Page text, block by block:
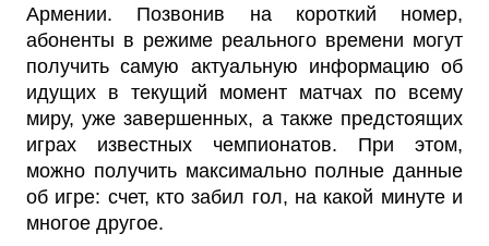
Армении. Позвонив на короткий номер,
абоненты в режиме реального времени могут
получить самую актуальную информацию об
идущих в текущий момент матчах по всему
миру, уже завершенных, а также предстоящих
играх известных чемпионатов. При этом,
можно получить максимально полные данные
об игре: счет, кто забил гол, на какой минуте и
многое другое.